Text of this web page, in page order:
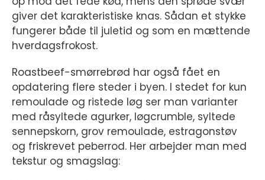
giver det karakteristiske knas. Sådan et stykke
fungerer både til juletid og som en mættende
hverdagsfrokost.
Roastbeef-smørrebrød har også fået en
opdatering flere steder i byen. I stedet for kun
remoulade og ristede løg ser man varianter
med råsyltede agurker, løgcrumble, syltede
sennepskorn, grov remoulade, estragonstøv
og friskrevet peberrod. Her arbejder man med
tekstur og smagslag: